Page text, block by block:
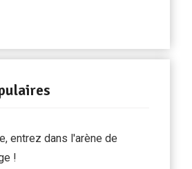
entrez dans l'arène de
!